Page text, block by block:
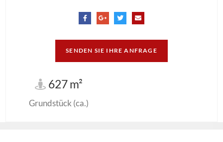
SENDEN SIE IHRE ANFRAGE
627 m²
Grundstück (ca.)